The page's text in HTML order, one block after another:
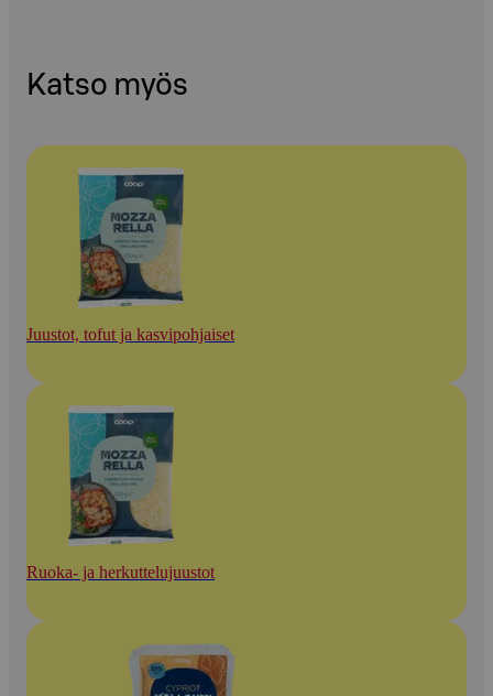
Katso myös
Juustot, tofut ja kasvipohjaiset
Ruoka- ja herkuttelujuustot